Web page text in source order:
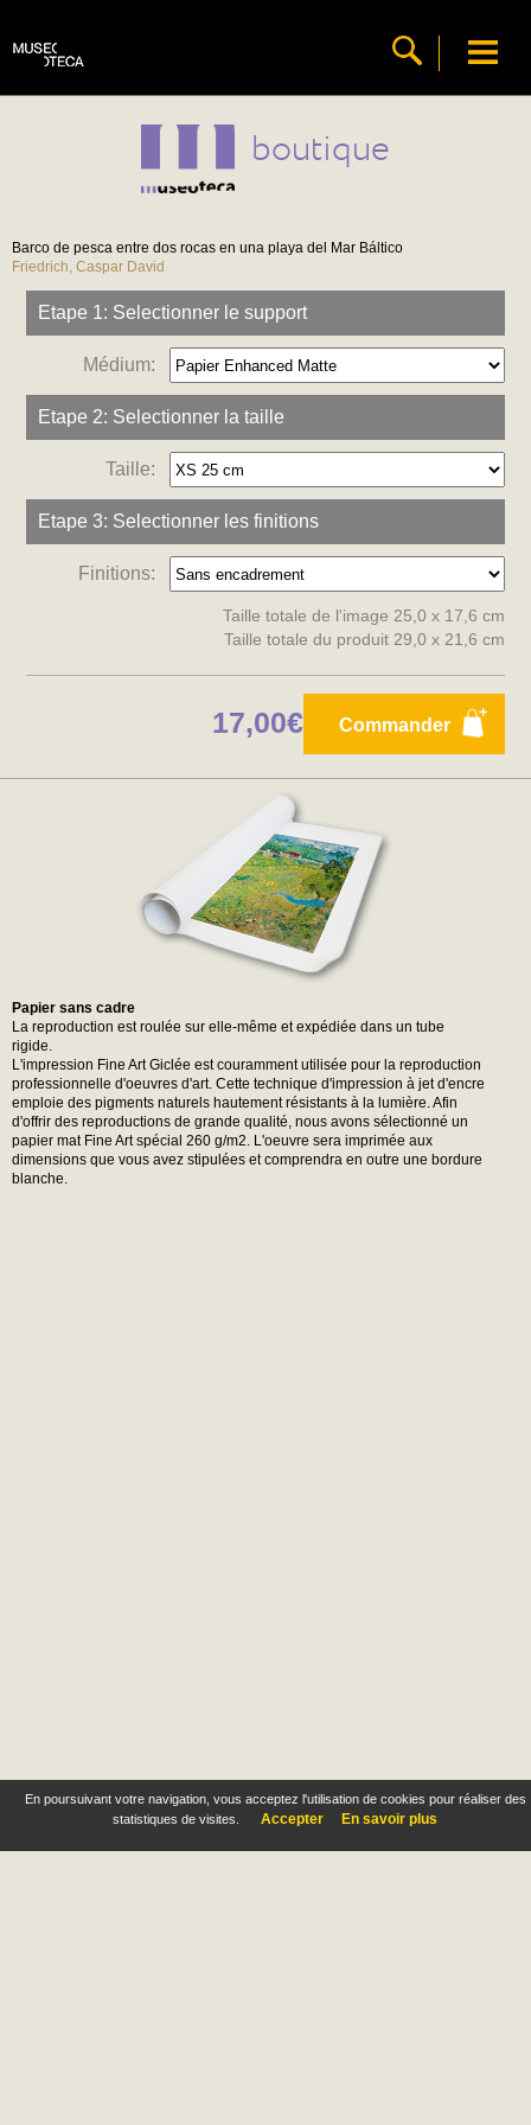
En poursuivant votre navigation, vous acceptez l'utilisation de cookies pour réaliser des
statistiques de visites.
Accepter En savoir plus
boutique
Barco de pesca entre dos rocas en una playa del Mar Báltico
Friedrich, Caspar David
Etape 1: Selectionner le support
Médium:
Etape 2: Selectionner la taille
Taille:
Etape 3: Selectionner les finitions
Finitions:
Taille totale de l'image 25,0 x 17,6 cm
Taille totale du produit 29,0 x 21,6 cm
Commander
17,00€
Papier sans cadre
La reproduction est roulée sur elle-même et expédiée dans un tube
rigide.
L'impression Fine Art Giclée est couramment utilisée pour la reproduction
professionnelle d'oeuvres d'art. Cette technique d'impression à jet d'encre
emploie des pigments naturels hautement résistants à la lumière. Afin
d'offrir des reproductions de grande qualité, nous avons sélectionné un
papier mat Fine Art spécial 260 g/m2. L'oeuvre sera imprimée aux
dimensions que vous avez stipulées et comprendra en outre une bordure
blanche.